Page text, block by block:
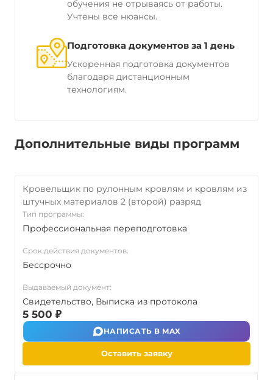
обучения не отрываясь от работы.
Учтены все нюансы.
Подготовка документов за 1 день
Ускоренная подготовка документов
благодаря дистанционным
технологиям.
Дополнительные виды программ
Кровельщик по рулонным кровлям и кровлям из
штучных материалов 2 (второй) разряд
Тип программы:
Профессиональная переподготовка
Срок действия документов:
Бессрочно
Выдаваемый документ:
Свидетельство, Выписка из протокола
5 500 ₽
НАПИСАТЬ В MAX
Оставить заявку